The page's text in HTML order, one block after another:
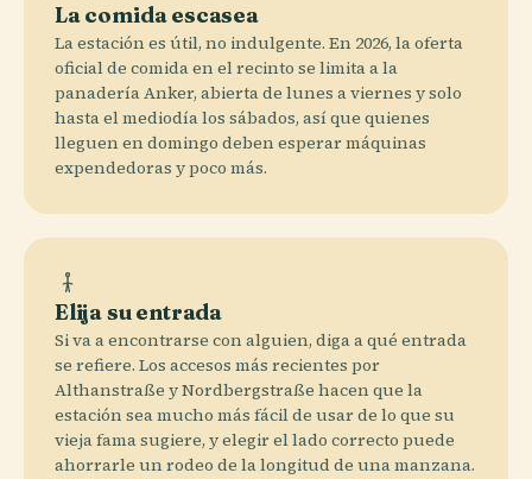
La comida escasea
La estación es útil, no indulgente. En 2026, la oferta
oficial de comida en el recinto se limita a la
panadería Anker, abierta de lunes a viernes y solo
hasta el mediodía los sábados, así que quienes
lleguen en domingo deben esperar máquinas
expendedoras y poco más.
Elija su entrada
Si va a encontrarse con alguien, diga a qué entrada
se refiere. Los accesos más recientes por
Althanstraße y Nordbergstraße hacen que la
estación sea mucho más fácil de usar de lo que su
vieja fama sugiere, y elegir el lado correcto puede
ahorrarle un rodeo de la longitud de una manzana.